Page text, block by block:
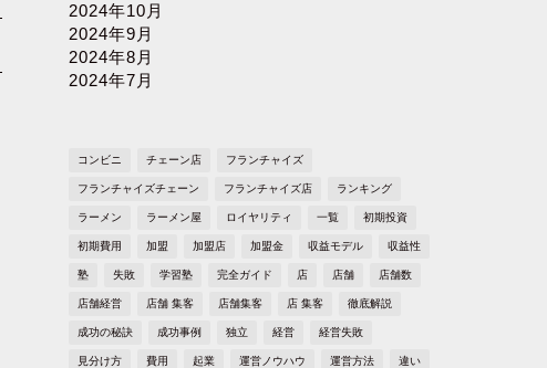
2024年10月
2024年9月
2024年8月
2024年7月
コンビニ チェーン店 フランチャイズ
フランチャイズチェーン フランチャイズ店 ランキング
ラーメン ラーメン屋 ロイヤリティ 一覧 初期投資
初期費用 加盟 加盟店 加盟金 収益モデル 収益性
塾 失敗 学習塾 完全ガイド 店 店舗 店舗数
店舗経営 店舗 集客 店舗集客 店 集客 徹底解説
成功の秘訣 成功事例 独立 経営 経営失敗
見分け方 費用 起業 運営ノウハウ 運営方法 違い